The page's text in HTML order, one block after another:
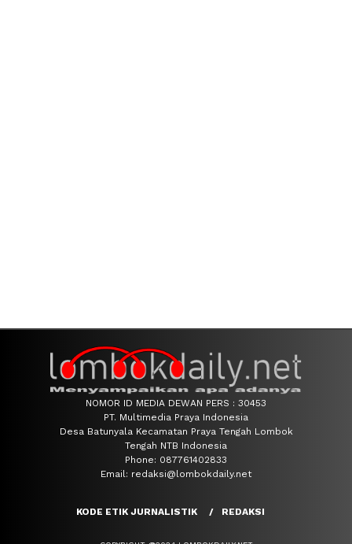
NOMOR ID MEDIA DEWAN PERS : 30453
PT. Multimedia Praya Indonesia
Desa Batunyala Kecamatan Praya Tengah Lombok
Tengah NTB Indonesia
Phone: 087761402833
Email: redaksi@lombokdaily.net
KODE ETIK JURNALISTIK REDAKSI